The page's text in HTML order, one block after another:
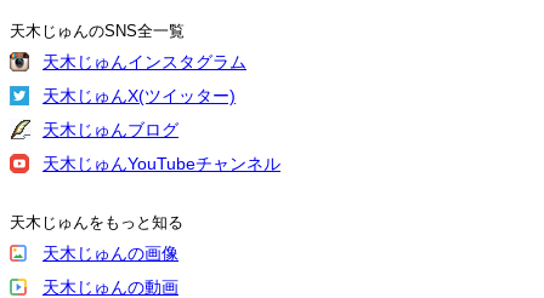
天木じゅんのSNS全一覧
天木じゅんインスタグラム
天木じゅんX(ツイッター)
天木じゅんブログ
天木じゅんYouTubeチャンネル
天木じゅんをもっと知る
天木じゅんの画像
天木じゅんの動画